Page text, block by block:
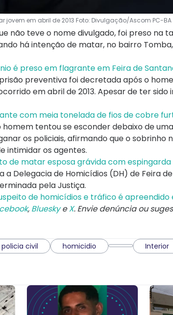
jovem em abril de 2013 Foto: Divulgação/Ascom PC-BA
não teve o nome divulgado, foi preso
há intenção de matar, no bairro
é preso em flagrante em Feira de
preventiva foi decretada após o
em abril de 2013. Apesar de ter
com meia tonelada de fios de cobre
homem tentou se esconder debaixo de
os policiais, afirmando que o
intimidar os agentes.
de matar esposa grávida com espingarda
a Delegacia de Homicídios (DH) de Feira
pela Justiça.
de homicídios e tráfico é apreendido
, BlueskyeX. Envie denúncia ou
policia civil homicidio Interior